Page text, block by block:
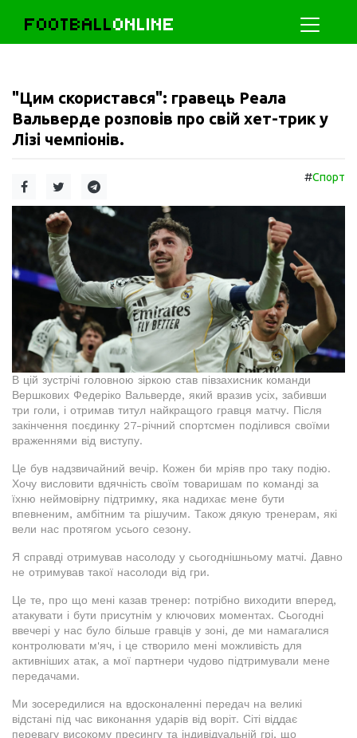
FOOTBALLONLINE
"Цим скористався": гравець Реала
Вальверде розповів про свій хет-трик у
Лізі чемпіонів.
#Спорт
В цій зустрічі головною зіркою став півзахисник команди
Вершкових Федеріко Вальверде, який вразив усіх, забивши
три голи, і отримав титул найкращого гравця матчу. Після
закінчення поєдинку 27-річний спортсмен поділився своїми
враженнями від виступу.
Це був надзвичайний вечір. Кожен би мріяв про таку подію.
Хочу висловити вдячність своїм товаришам по команді за
їхню неймовірну підтримку, яка надихає мене бути
впевненим, амбітним та рішучим. Також дякую тренерам, які
вели нас протягом усього сезону.
Я справді отримував насолоду у сьогоднішньому матчі. Давно
не отримував такої насолоди від гри.
Це те, про що мені казав тренер: потрібно виходити вперед,
атакувати і бути присутнім у ключових моментах. Сьогодні
ввечері у нас було більше гравців у зоні, де ми намагалися
контролювати м'яч, і це створило мені можливість для
активніших атак, а мої партнери чудово підтримували мене
передачами.
Ми зосередилися на вдосконаленні передач на великі
відстані під час виконання ударів від воріт. Сіті віддає
перевагу високому пресингу та індивідуальній грі, що